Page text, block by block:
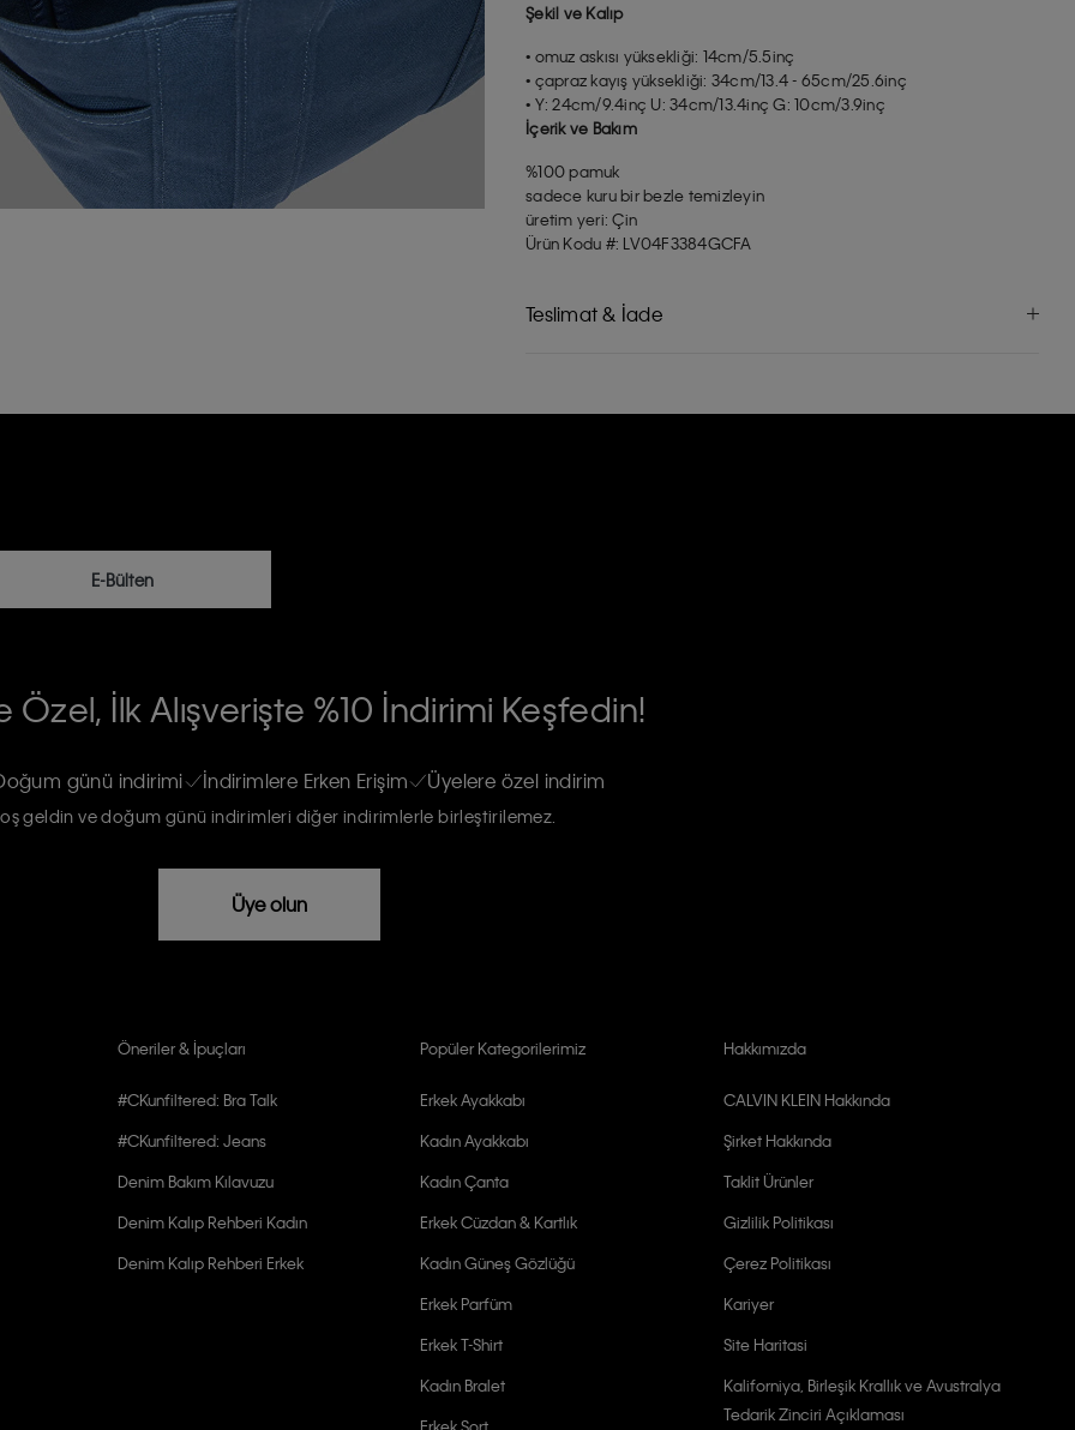
Şekil ve Kalıp
• omuz askısı yüksekliği: 14cm/5.5inç
• çapraz kayış yüksekliği: 34cm/13.4 - 65cm/25.6inç
• Y: 24cm/9.4inç U: 34cm/13.4inç G: 10cm/3.9inç
İçerik ve Bakım
%100 pamuk
sadece kuru bir bezle temizleyin
üretim yeri: Çin
Ürün Kodu #: LV04F3384GCFA
Teslimat & İade
E-Bülten
ve güncel ürün,
Özel, İlk Alışverişte %10 İndirimi Keşfedin!
günü indirimi İndirimlere Erken Erişim Üyelere özel indirim
geldin ve doğum günü indirimleri diğer indirimlerle birleştirilemez.
Üye olun
Öneriler & İpuçları
#CKunfiltered: Bra Talk
#CKunfiltered: Jeans
Denim Bakım Kılavuzu
Denim Kalıp Rehberi Kadın
Denim Kalıp Rehberi Erkek
Popüler Kategorilerimiz
Erkek Ayakkabı
Kadın Ayakkabı
Kadın Çanta
Erkek Cüzdan & Kartlık
Kadın Güneş Gözlüğü
Erkek Parfüm
Erkek T-Shirt
Kadın Bralet
Erkek Şort
Hakkımızda
CALVIN KLEIN Hakkında
Şirket Hakkında
Taklit Ürünler
Gizlilik Politikası
Çerez Politikası
Kariyer
Site Haritasi
Kaliforniya, Birleşik Krallık ve Avustralya
Tedarik Zinciri Açıklaması